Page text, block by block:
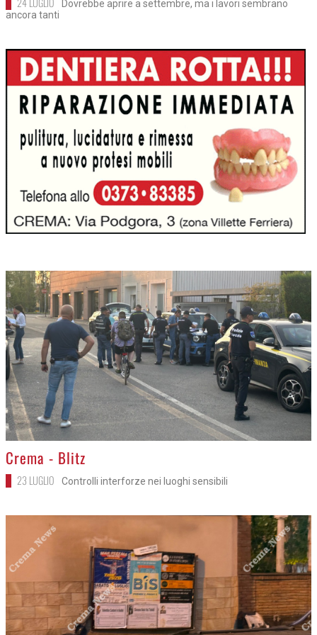
Dovrebbe aprire a settembre, ma i lavori sembrano
ancora tanti
>
Crema - Blitz
23 LUGLIO Controlli interforze nei luoghi sensibili